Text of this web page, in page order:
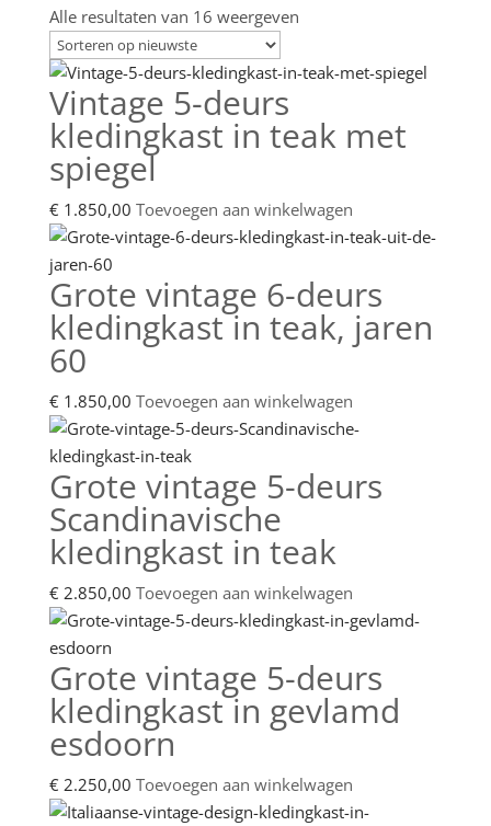
Alle resultaten van 16 weergevenGesorteerd
laatst
Vintage 5-deurs
kledingkast in teak met
spiegel
€1.850,00 Toevoegen aan winkelwagen
Grote vintage 6-deurs
kledingkast in teak, jaren
60
€1.850,00 Toevoegen aan winkelwagen
Grote vintage 5-deurs
Scandinavische
kledingkast in teak
€2.850,00 Toevoegen aan winkelwagen
Grote vintage 5-deurs
kledingkast in gevlamd
esdoorn
€2.250,00 Toevoegen aan winkelwagen